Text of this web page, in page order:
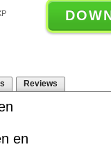
Reviews
en